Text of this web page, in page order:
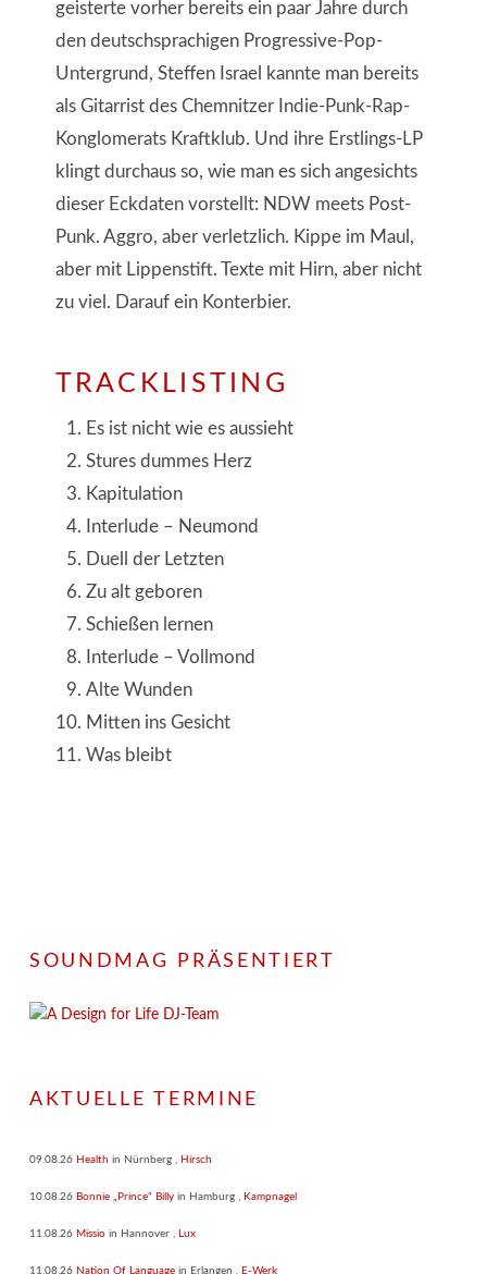
geisterte vorher bereits ein paar Jahre durch
den deutschsprachigen Progressive-Pop-
Untergrund, Steffen Israel kannte man bereits
als Gitarrist des Chemnitzer Indie-Punk-Rap-
Konglomerats Kraftklub. Und ihre Erstlings-LP
klingt durchaus so, wie man es sich angesichts
dieser Eckdaten vorstellt: NDW meets Post-
Punk. Aggro, aber verletzlich. Kippe im Maul,
aber mit Lippenstift. Texte mit Hirn, aber nicht
zu viel. Darauf ein Konterbier.
TRACKLISTING
Es ist nicht wie es aussieht
Stures dummes Herz
Kapitulation
Interlude – Neumond
Duell der Letzten
Zu alt geboren
Schießen lernen
Interlude – Vollmond
Alte Wunden
Mitten ins Gesicht
Was bleibt
SOUNDMAG PRÄSENTIERT
AKTUELLE TERMINE
09.08.26 Health in Nürnberg Hirsch
10.08.26 Bonnie „Prince“ Billy in Hamburg Kampnagel
11.08.26 Missio in Hannover Lux
11.08.26 Nation Of Language in Erlangen E-Werk